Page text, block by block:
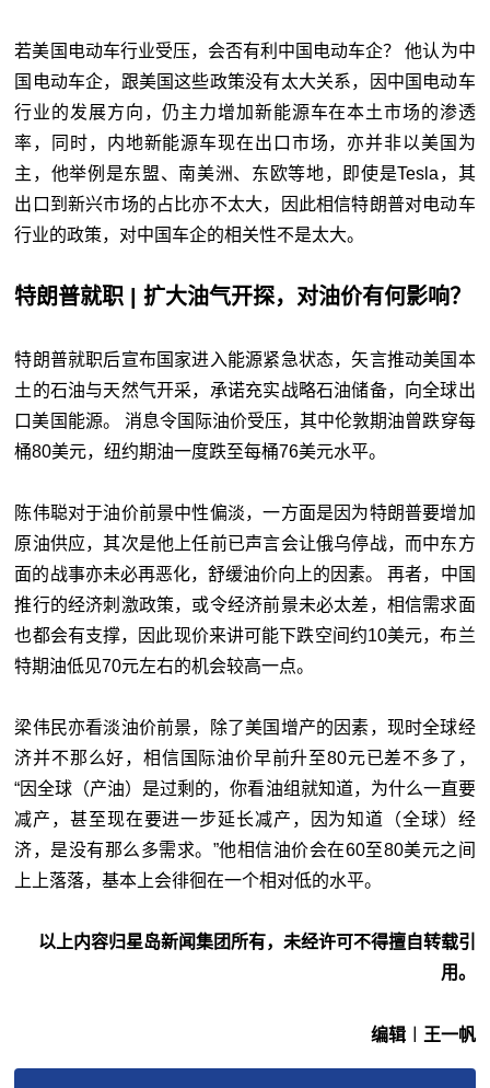
若美国电动车行业受压，会否有利中国电动车企？ 他认为中
国电动车企，跟美国这些政策没有太大关系，因中国电动车
行业的发展方向，仍主力增加新能源车在本土市场的渗透
率，同时，内地新能源车现在出口市场，亦并非以美国为
主，他举例是东盟、南美洲、东欧等地，即使是Tesla，其
出口到新兴市场的占比亦不太大，因此相信特朗普对电动车
行业的政策，对中国车企的相关性不是太大。
特朗普就职 | 扩大油气开探，对油价有何影响？
特朗普就职后宣布国家进入能源紧急状态，矢言推动美国本
土的石油与天然气开采，承诺充实战略石油储备，向全球出
口美国能源。 消息令国际油价受压，其中伦敦期油曾跌穿每
桶80美元，纽约期油一度跌至每桶76美元水平。
陈伟聪对于油价前景中性偏淡，一方面是因为特朗普要增加
原油供应，其次是他上任前已声言会让俄乌停战，而中东方
面的战事亦未必再恶化，舒缓油价向上的因素。 再者，中国
推行的经济刺激政策，或令经济前景未必太差，相信需求面
也都会有支撑，因此现价来讲可能下跌空间约10美元，布兰
特期油低见70元左右的机会较高一点。
梁伟民亦看淡油价前景，除了美国增产的因素，现时全球经
济并不那么好，相信国际油价早前升至80元已差不多了，
“因全球（产油）是过剩的，你看油组就知道，为什么一直要
减产，甚至现在要进一步延长减产，因为知道（全球）经
济，是没有那么多需求。”他相信油价会在60至80美元之间
上上落落，基本上会徘徊在一个相对低的水平。
以上内容归星岛新闻集团所有，未经许可不得擅自转载引
用。
编辑︱王一帆